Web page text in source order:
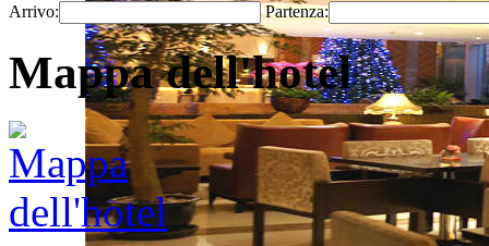
Arrivo: Partenza:
Mappa dell'hotel